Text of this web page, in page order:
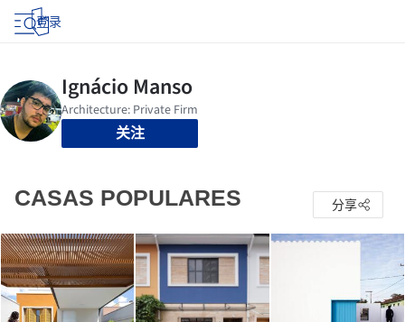
登录
关注
CASAS POPULARES 分享